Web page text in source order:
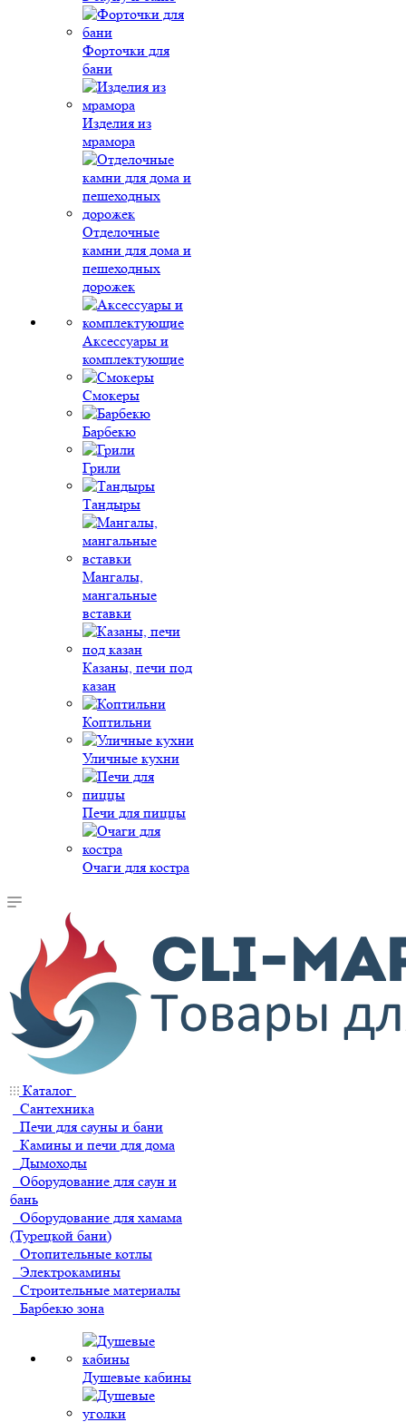
Форточки для
бани
Изделия из
мрамора
Отделочные
камни для дома и
пешеходных
дорожек
Аксессуары и
комплектующие
Смокеры
Барбекю
Грили
Тандыры
Мангалы,
мангальные
вставки
Казаны, печи под
казан
Коптильни
Уличные кухни
Печи для пиццы
Очаги для костра
Каталог
Сантехника
Печи для сауны и бани
Камины и печи для дома
Дымоходы
Оборудование для саун и
бань
Оборудование для хамама
(Турецкой бани)
Отопительные котлы
Электрокамины
Строительные материалы
Барбекю зона
Душевые кабины